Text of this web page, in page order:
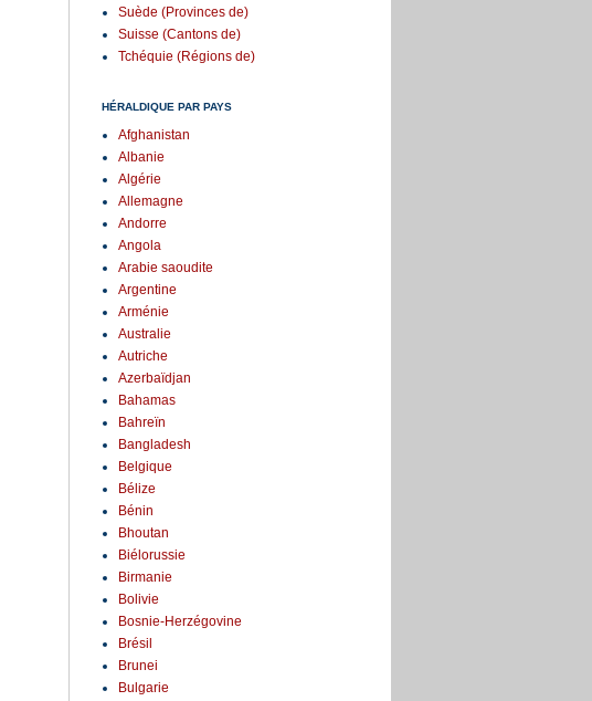
Suède (Provinces de)
Suisse (Cantons de)
Tchéquie (Régions de)
HÉRALDIQUE PAR PAYS
Afghanistan
Albanie
Algérie
Allemagne
Andorre
Angola
Arabie saoudite
Argentine
Arménie
Australie
Autriche
Azerbaïdjan
Bahamas
Bahreïn
Bangladesh
Belgique
Bélize
Bénin
Bhoutan
Biélorussie
Birmanie
Bolivie
Bosnie-Herzégovine
Brésil
Brunei
Bulgarie